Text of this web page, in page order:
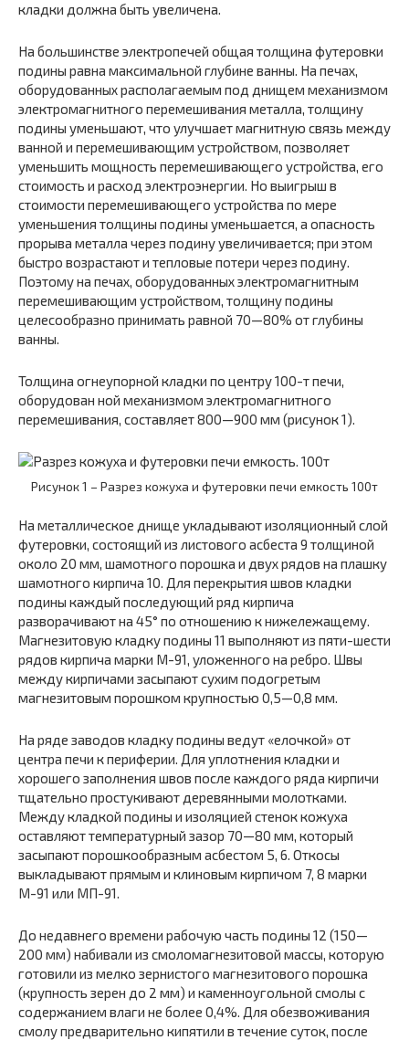
кладки должна быть увеличена.
На большинстве электропечей общая толщина футеровки
подины равна максимальной глубине ванны. На печах,
оборудованных располагаемым под днищем механизмом
электромагнитного перемешивания металла, толщину
подины уменьшают, что улучшает магнитную связь между
ванной и перемешивающим устройством, позволяет
уменьшить мощность перемешивающего устройства, его
стоимость и расход электроэнергии. Но выигрыш в
стоимости перемешивающего устройства по мере
уменьшения толщины подины уменьшается, а опасность
прорыва металла через подину увеличивается; при этом
быстро возрастают и тепловые потери через подину.
Поэтому на печах, оборудованных электромагнитным
перемешивающим устройством, толщину подины
целесообразно принимать равной 70—80% от глубины
ванны.
Толщина огнеупорной кладки по центру 100-т печи,
оборудован ной механизмом электромагнитного
перемешивания, составляет 800—900 мм (рисунок 1).
Рисунок 1 – Разрез кожуха и футеровки печи емкость 100т
На металлическое днище укладывают изоляционный слой
футеровки, состоящий из листового асбеста 9 толщиной
около 20 мм, шамотного порошка и двух рядов на плашку
шамотного кирпича 10. Для перекрытия швов кладки
подины каждый последующий ряд кирпича
разворачивают на 45° по отношению к нижележащему.
Магнезитовую кладку подины 11 выполняют из пяти-шести
рядов кирпича марки М-91, уложенного на ребро. Швы
между кирпичами засыпают сухим подогретым
магнезитовым порошком крупностью 0,5—0,8 мм.
На ряде заводов кладку подины ведут «елочкой» от
центра печи к периферии. Для уплотнения кладки и
хорошего заполнения швов после каждого ряда кирпичи
тщательно простукивают деревянными молотками.
Между кладкой подины и изоляцией стенок кожуха
оставляют температурный зазор 70—80 мм, который
засыпают порошкообразным асбестом 5, 6. Откосы
выкладывают прямым и клиновым кирпичом 7, 8 марки
М-91 или МП-91.
До недавнего времени рабочую часть подины 12 (150—
200 мм) набивали из смоломагнезитовой массы, которую
готовили из мелко зернистого магнезитового порошка
(крупность зерен до 2 мм) и каменноугольной смолы с
содержанием влаги не более 0,4%. Для обезвоживания
смолу предварительно кипятили в течение суток, после